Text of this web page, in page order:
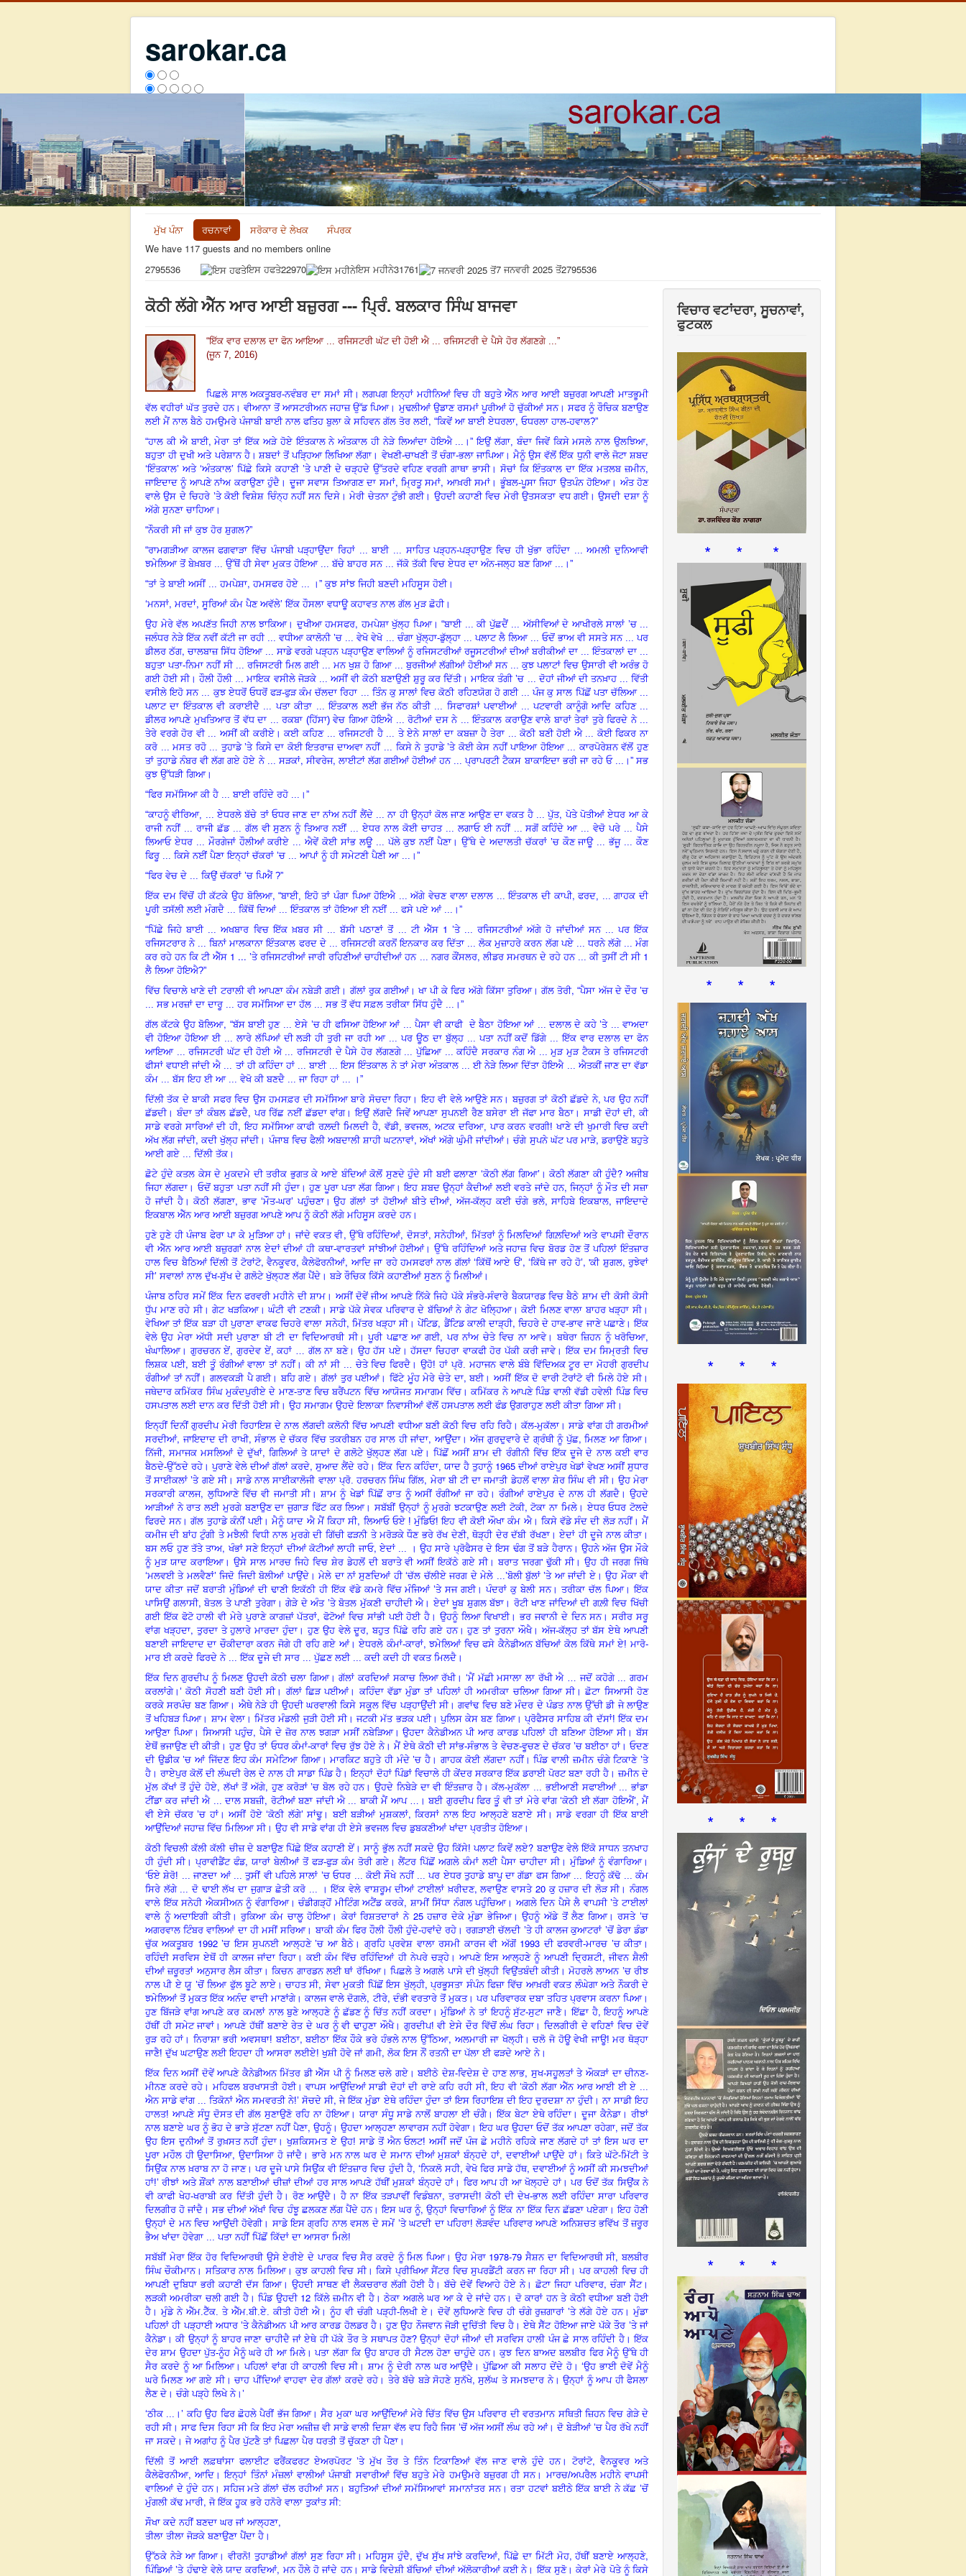
sarokar.ca
ਮੁੱਖ ਪੰਨਾ ਰਚਨਾਵਾਂ ਸਰੋਕਾਰ ਦੇ ਲੇਖਕ
ਸੰਪਰਕ
We have 117 guests and no members online
2795536
ਇਸ ਹਫਤੇ22970 ਇਸ ਮਹੀਨੇ31761 7 ਜਨਵਰੀ 2025 ਤੋਂ2795536
ਕੋਠੀ ਲੱਗੇ ਐੱਨ ਆਰ ਆਈ ਬਜ਼ੁਰਗ --- ਪ੍ਰਿੰ. ਬਲਕਾਰ ਸਿੰਘ ਬਾਜਵਾ
“ਇੱਕ ਵਾਰ ਦਲਾਲ ਦਾ ਫੋਨ ਆਇਆ ... ਰਜਿਸਟਰੀ ਘੱਟ ਦੀ ਹੋਈ ਐ ... ਰਜਿਸਟਰੀ ਦੇ ਪੈਸੇ ਹੋਰ ਲੱਗਣਗੇ ...”
(ਜੂਨ 7, 2016)
ਪਿਛਲੇ ਸਾਲ ਅਕਤੂਬਰ-ਨਵੰਬਰ ਦਾ ਸਮਾਂ ਸੀ। ਲਗਪਗ ਇਨ੍ਹਾਂ ਮਹੀਨਿਆਂ ਵਿਚ ਹੀ ਬਹੁਤੇ ਐੱਨ ਆਰ ਆਈ ਬਜ਼ੁਰਗ ਆਪਣੀ ਮਾਤਭੂਮੀ
ਵੱਲ ਵਹੀਰਾਂ ਘੱਤ ਤੁਰਦੇ ਹਨ। ਵੀਆਨਾ ਤੋਂ ਆਸਟਰੀਅਨ ਜਹਾਜ਼ ਉੱਡ ਪਿਆ। ਮੁਢਲੀਆਂ ਉਡਾਣ ਰਸਮਾਂ ਪੂਰੀਆਂ ਹੋ ਚੁੱਕੀਆਂ ਸਨ। ਸਫਰ ਨੂੰ ਰੌਚਿਕ ਬਣਾਉਣ
ਲਈ ਮੈਂ ਨਾਲ ਬੈਠੇ ਹਮਉਮਰੇ ਪੰਜਾਬੀ ਬਾਈ ਨਾਲ ਫਤਿਹ ਬੁਲਾ ਕੇ ਸਹਿਵਨ ਗੱਲ ਤੋਰ ਲਈ, “ਕਿਵੇਂ ਆ ਬਾਈ ਏਧਰਲਾ, ਓਧਰਲਾ ਹਾਲ-ਹਵਾਲ?”
“ਹਾਲ ਕੀ ਐ ਬਾਈ,ਮੇਰਾ ਤਾਂ ਇੱਕ ਅੜੇ ਹੋਏ ਇੰਤਕਾਲ ਨੇ ਅੰਤਕਾਲ ਹੀ ਨੇੜੇ ਲਿਆਂਦਾ ਹੋਇਐ ...।”ਇਉਂ ਲੱਗਾ, ਬੰਦਾ ਜਿਵੇਂ ਕਿਸੇ ਮਸਲੇ ਨਾਲ ਉਲਝਿਆ,
ਬਹੁਤਾ ਹੀ ਦੁਖੀ ਅਤੇ ਪਰੇਸ਼ਾਨ ਹੈ। ਸ਼ਬਦਾਂ ਤੋਂ ਪੜ੍ਹਿਆ ਲਿਖਿਆ ਲੱਗਾ। ਵੇਖਣੀ-ਚਾਖਣੀ ਤੋਂ ਚੰਗਾ-ਭਲਾ ਜਾਪਿਆ। ਮੈਨੂੰ ਉਸ ਵੱਲੋਂ ਇੱਕ ਧੁਨੀ ਵਾਲੇ ਜੋਟਾ ਸ਼ਬਦ
‘ਇੰਤਕਾਲ’ ਅਤੇ ‘ਅੰਤਕਾਲ’ ਪਿੱਛੇ ਕਿਸੇ ਕਹਾਣੀ ’ਤੇ ਪਾਣੀ ਦੇ ਚੜ੍ਹਦੇ ਉੱਤਰਦੇ ਵਹਿਣ ਵਰਗੀ ਗਾਥਾ ਭਾਸੀ। ਸੋਚਾਂ ਕਿ ਇੰਤਕਾਲ ਦਾ ਇੱਕ ਮਤਲਬ ਜ਼ਮੀਨ,
ਜਾਇਦਾਦ ਨੂੰ ਆਪਣੇ ਨਾਂਅ ਕਰਾਉਣਾ ਹੁੰਦੈ। ਦੂਜਾ ਸਵਾਸ ਤਿਆਗਣ ਦਾ ਸਮਾਂ, ਮ੍ਰਿਤੂ ਸਮਾਂ, ਆਖ਼ਰੀ ਸਮਾਂ। ਭੂੰਬਲ-ਪੂਸਾ ਜਿਹਾ ਉਤਪੰਨ ਹੋਇਆ। ਅੰਤ ਹੋਣ
ਵਾਲੇ ਉਸ ਦੇ ਚਿਹਰੇ ’ਤੇ ਕੋਈ ਵਿਸ਼ੇਸ਼ ਚਿੰਨ੍ਹ ਨਹੀਂ ਸਨ ਦਿਸੇ। ਮੇਰੀ ਚੇਤਨਾ ਟੁੰਭੀ ਗਈ। ਉਹਦੀ ਕਹਾਣੀਵਿਚ ਮੇਰੀ ਉਤਸਕਤਾ ਵਧ ਗਈ। ਉਸਦੀ ਦਸ਼ਾ ਨੂੰ
ਅੱਗੇ ਸੁਨਣਾ ਚਾਹਿਆ।
“ਨੌਕਰੀ ਸੀ ਜਾਂ ਕੁਝ ਹੋਰ ਸ਼ੁਗਲ?”
“ਰਾਮਗੜੀਆ ਕਾਲਜ ਫਗਵਾੜਾ ਵਿੱਚ ਪੰਜਾਬੀ ਪੜ੍ਹਾਉਂਦਾ ਰਿਹਾਂ ... ਬਾਈ ... ਸਾਹਿਤ ਪੜ੍ਹਨ-ਪੜ੍ਹਾਉਣ ਵਿਚ ਹੀ ਖੁੱਭਾ ਰਹਿੰਦਾ ... ਅਮਲੀ ਦੁਨਿਆਵੀ
ਝਮੇਲਿਆ ਤੋਂ ਬੇਖ਼ਬਰ ... ਉੱਥੋਂ ਹੀ ਸੇਵਾ ਮੁਕਤ ਹੋਇਆ ... ਬੱਚੇ ਬਾਹਰ ਸਨ ... ਜੱਕੋ ਤੱਕੀ ਵਿਚ ਏਧਰ ਦਾ ਅੰਨ-ਜਲ੍ਹ ਬਣ ਗਿਆ ...।”
“ਤਾਂ ਤੇ ਬਾਈ ਅਸੀਂ ... ਹਮਪੇਸ਼ਾ, ਹਮਸਫਰ ਹੋਏ ... ।” ਕੁਝ ਸਾਂਝ ਜਿਹੀ ਬਣਦੀ ਮਹਿਸੂਸ ਹੋਈ।
‘ਮਨਸਾਂ, ਮਰਦਾਂ, ਸੂਰਿਆਂ ਕੰਮ ਪੈਣ ਅਵੱਲੇ’ਇੱਕ ਹੌਸਲਾ ਵਧਾਊ ਕਹਾਵਤ ਨਾਲ ਗੱਲ ਮੁੜ ਛੋਹੀ।
ਉਹ ਮੇਰੇ ਵੱਲ ਅਪਣੱਤ ਜਿਹੀ ਨਾਲ ਝਾਕਿਆ। ਦੁਖੀਆ ਹਮਸਫਰ, ਹਮਪੇਸ਼ਾ ਖੁੱਲ੍ਹ ਪਿਆ। “ਬਾਈ ... ਕੀ ਪੁੱਛਦੈਂ ... ਅੱਸੀਵਿਆਂ ਦੇ ਆਖੀਰਲੇ ਸਾਲਾਂ ’ਚ ...
ਜਲੰਧਰ ਨੇੜੇ ਇੱਕ ਨਵੀਂ ਕੱਟੀ ਜਾ ਰਹੀ ... ਵਧੀਆ ਕਾਲੋਨੀ’ਚ ... ਵੇਖੋ ਵੇਖੋ ... ਚੰਗਾ ਖੁੱਲ੍ਹਾ-ਡੁੱਲ੍ਹਾ ... ਪਲਾਟ ਲੈ ਲਿਆ ... ਓਦੋਂ ਭਾਅ ਵੀ ਸਸਤੇ ਸਨ ... ਪਰ
ਡੀਲਰ ਠੱਗ, ਚਾਲਬਾਜ਼ ਸਿੱਧ ਹੋਇਆ ... ਸਾਡੇ ਵਰਗੇ ਪੜ੍ਹਨ ਪੜ੍ਹਾਉਣ ਵਾਲਿਆਂ ਨੂੰ ਰਜਿਸਟਰੀਆਂ ਰਜੂਸਟਰੀਆਂ ਦੀਆਂ ਬਰੀਕੀਆਂ ਦਾ ... ਇੰਤਕਾਲਾਂ ਦਾ ...
ਬਹੁਤਾ ਪਤਾ-ਨਿਮਾ ਨਹੀਂ ਸੀ ... ਰਜਿਸਟਰੀ ਮਿਲ ਗਈ ... ਮਨ ਖੁਸ਼ ਹੋ ਗਿਆ ... ਬੁਰਜੀਆਂ ਲੱਗੀਆਂ ਹੋਈਆਂ ਸਨ ... ਕੁਝ ਪਲਾਟਾਂ ਵਿਚ ਉਸਾਰੀ ਵੀ ਅਰੰਭ ਹੋ
ਗਈ ਹੋਈ ਸੀ। ਹੌਲੀ ਹੌਲੀ ... ਮਾਇਕ ਵਸੀਲੇ ਜੋੜਕੇ ... ਅਸੀਂ ਵੀ ਕੋਠੀ ਬਣਾਉਣੀ ਸ਼ੁਰੂ ਕਰ ਦਿੱਤੀ। ਮਾਇਕ ਤੰਗੀ’ਚ ... ਦੋਹਾਂ ਜੀਆਂ ਦੀ ਤਨਖ਼ਾਹ ... ਵਿੱਤੀ
ਵਸੀਲੇ ਇਹੋ ਸਨ ... ਕੁਝ ਏਧਰੋਂ ਓਧਰੋਂ ਫੜ-ਫੁੜ ਕੰਮ ਚੱਲਦਾ ਰਿਹਾ ... ਤਿੰਨ ਕੁ ਸਾਲਾਂਵਿਚ ਕੋਠੀ ਰਹਿਣਯੋਗ ਹੋ ਗਈ ... ਪੰਜ ਕੁ ਸਾਲ ਪਿੱਛੋਂ ਪਤਾ ਚੱਲਿਆ ...
ਪਲਾਟ ਦਾ ਇੰਤਕਾਲ ਵੀ ਕਰਾਈਦੈ ... ਪਤਾ ਕੀਤਾ ... ਇੰਤਕਾਲ ਲਈ ਭੱਜ ਨੱਠ ਕੀਤੀ ... ਸਿਫਾਰਸ਼ਾਂ ਪਵਾਈਆਂ ... ਪਟਵਾਰੀ ਕਾਨੂੰਗੋ ਆਦਿ ਕਹਿਣ ...
ਡੀਲਰ ਆਪਣੇ ਮੁਖਤਿਆਰ ਤੋਂ ਵੱਧ ਦਾ ... ਰਕਬਾ (ਹਿੱਸਾ) ਵੇਚ ਗਿਆ ਹੋਇਐ ... ਰੋਟੀਆਂ ਦਸ ਨੇ ... ਇੰਤਕਾਲ ਕਰਾਉਣ ਵਾਲੇ ਬਾਰਾਂ ਤੇਰਾਂ ਤੁਰੇ ਫਿਰਦੇ ਨੇ ...
ਤੇਰੇ ਵਰਗੇ ਹੋਰ ਵੀ ... ਅਸੀਂ ਕੀ ਕਰੀਏ। ਕਈ ਕਹਿਣ ... ਰਜਿਸਟਰੀ ਹੈ ... ਤੇ ਏਨੇ ਸਾਲਾਂ ਦਾ ਕਬਜ਼ਾ ਹੈ ਤੇਰਾ ... ਕੋਠੀ ਬਣੀ ਹੋਈ ਐ ... ਕੋਈ ਫਿਕਰ ਨਾ
ਕਰੋ ... ਮਸਤ ਰਹੋ ... ਤੁਹਾਡੇ’ਤੇ ਕਿਸੇ ਦਾ ਕੋਈ ਇਤਰਾਜ਼ ਦਾਅਵਾ ਨਹੀਂ ... ਕਿਸੇ ਨੇ ਤੁਹਾਡੇ’ਤੇ ਕੋਈ ਕੇਸ ਨਹੀਂ ਪਾਇਆ ਹੋਇਆ ... ਕਾਰਪੋਰੇਸ਼ਨ ਵੱਲੋਂ ਹੁਣ
ਤਾਂ ਤੁਹਾਡੇ ਨੰਬਰ ਵੀ ਲੱਗ ਗਏ ਹੋਏ ਨੇ ... ਸੜਕਾਂ, ਸੀਵਰੇਜ, ਲਾਈਟਾਂ ਲੱਗ ਗਈਆਂ ਹੋਈਆਂ ਹਨ ... ਪ੍ਰਾਪਰਟੀ ਟੈਕਸ ਬਾਕਾਇਦਾ ਭਰੀ ਜਾ ਰਹੇ ਓ ...। ”ਸਭ
ਕੁਝ ਉੱਧੜੀ ਗਿਆ।
“ਫਿਰ ਸਮੱਸਿਆ ਕੀ ਹੈ ... ਬਾਈ ਰਹਿੰਦੇ ਰਹੋ ...। ”
“ਕਾਹਨੂੰ ਵੀਰਿਆ, ... ਏਧਰਲੇ ਬੱਚੇ ਤਾਂ ਓਧਰ ਜਾਣ ਦਾ ਨਾਂਅ ਨਹੀਂ ਲੈਂਦੇ ... ਨਾ ਹੀ ਉਨ੍ਹਾਂ ਕੋਲ ਜਾਣ ਆਉਣ ਦਾ ਵਕਤ ਹੈ ... ਪੁੱਤ, ਪੋਤੇ ਪੋਤੀਆਂ ਏਧਰ ਆ ਕੇ
ਰਾਜੀ ਨਹੀਂ ... ਰਾਜੀ ਛੱਡ ... ਗੱਲ ਵੀ ਸੁਣਨ ਨੂੰ ਤਿਆਰ ਨਈਂ ... ਏਧਰ ਨਾਲ ਕੋਈ ਚਾਹਤ ... ਲਗਾਓ ਈ ਨਹੀਂ ... ਸਗੋਂ ਕਹਿੰਦੇ ਆ ... ਵੇਚੋ ਪਰੇ ... ਪੈਸੇ
ਲਿਆਓ ਏਧਰ ... ਮੌਰਗੇਜਾਂ ਹੌਲੀਆਂ ਕਰੀਏ ... ਐਵੇਂ ਕੋਈ ਸਾਂਭ ਲਊ ... ਪੱਲੇ ਕੁਝ ਨਈਂ ਪੈਣਾ। ਉੱਥੇ ਦੇ ਅਦਾਲਤੀ ਚੱਕਰਾਂ ’ਚ ਕੌਣ ਜਾਊ ... ਭੱਜੂ ... ਕੌਣ
ਫਿਰੂ ... ਕਿਸੇ ਨਈਂ ਪੈਣਾ ਇਨ੍ਹਾਂ ਚੱਕਰਾਂ ’ਚ ... ਆਪਾਂ ਨੂੰ ਹੀ ਸਮੇਟਣੀ ਪੈਣੀ ਆ ...। ”
“ਫਿਰ ਵੇਚ ਦੇ ... ਕਿਉਂ ਚੱਕਰਾਂ ’ਚ ਪਿਐਂ ?”
ਇੱਕ ਦਮ ਵਿੱਚੋਂ ਹੀ ਕੱਟਕੇ ਉਹ ਬੋਲਿਆ,“ਬਾਈ, ਇਹੋ ਤਾਂ ਪੰਗਾ ਪਿਆ ਹੋਇਐ ... ਅੱਗੇ ਵੇਚਣ ਵਾਲਾ ਦਲਾਲ ... ਇੰਤਕਾਲ ਦੀ ਕਾਪੀ,ਫਰਦ, ... ਗਾਹਕ ਦੀ
ਪੂਰੀ ਤਸੱਲੀ ਲਈ ਮੰਗਦੈ ... ਕਿੱਥੋਂ ਦਿਆਂ ... ਇੰਤਕਾਲ ਤਾਂ ਹੋਇਆ ਈ ਨਈਂ ... ਫਸੇ ਪਏ ਆਂ ...।”
“ਪਿੱਛੇ ਜਿਹੇ ਬਾਈ ... ਅਖਬਾਰ ਵਿਚ ਇੱਕ ਖ਼ਬਰ ਸੀ ... ਬੱਸੀ ਪਠਾਣਾਂ ਤੋਂ ... ਟੀ ਐੱਸ 1 ’ਤੇ ... ਰਜਿਸਟਰੀਆਂ ਅੱਗੇ ਹੋ ਜਾਂਦੀਆਂ ਸਨ ... ਪਰ ਇੱਕ
ਰਜਿਸਟਰਾਰ ਨੇ ... ਬਿਨਾਂ ਮਾਲਕਾਨਾ ਇੰਤਕਾਲ ਫਰਦ ਦੇ ... ਰਜਿਸਟਰੀ ਕਰਨੋਂ ਇਨਕਾਰ ਕਰ ਦਿੱਤਾ ... ਲੋਕ ਮੁਜ਼ਾਹਰੇ ਕਰਨ ਲੱਗ ਪਏ ... ਧਰਨੇ ਲੱਗੇ ... ਮੰਗ
ਕਰ ਰਹੇ ਹਨ ਕਿ ਟੀ ਐੱਸ 1 ...’ਤੇ ਰਜਿਸਟਰੀਆਂ ਜਾਰੀ ਰਹਿਣੀਆਂ ਚਾਹੀਦੀਆਂ ਹਨ ... ਨਗਰ ਕੌਂਸਲਰ, ਲੀਡਰ ਸਮਰਥਨ ਦੇ ਰਹੇ ਹਨ ... ਕੀ ਤੁਸੀਂ ਟੀ ਸੀ 1
ਲੈ ਲਿਆ ਹੋਇਐ?”
ਵਿੱਚ ਵਿਚਾਲੇ ਖਾਣੇ ਦੀ ਟਰਾਲੀ ਵੀ ਆਪਣਾ ਕੰਮ ਨਬੇੜੀ ਗਈ। ਗੱਲਾਂ ਰੁਕ ਗਈਆਂ। ਖਾ ਪੀ ਕੇ ਫਿਰ ਅੱਗੇ ਕਿੱਸਾ ਤੁਰਿਆ। ਗੱਲ ਤੋਰੀ,“ਪੈਸਾ ਅੱਜ ਦੇ ਦੌਰ’ਚ
... ਸਭ ਮਰਜ਼ਾਂ ਦਾ ਦਾਰੂ ... ਹਰ ਸਮੱਸਿਆ ਦਾ ਹੱਲ ... ਸਭ ਤੋਂ ਵੱਧ ਸਫ਼ਲ ਤਰੀਕਾ ਸਿੱਧ ਹੁੰਦੈ ...।”
ਗੱਲ ਕੱਟਕੇ ਉਹ ਬੋਲਿਆ, “ਬੱਸ ਬਾਈ ਹੁਣ ... ਏਸੇ ’ਚ ਹੀ ਫਸਿਆ ਹੋਇਆ ਆਂ ... ਪੈਸਾ ਵੀ ਕਾਫੀ ਦੇ ਬੈਠਾ ਹੋਇਆ ਆਂ ... ਦਲਾਲ ਦੇ ਕਹੇ’ਤੇ ... ਵਾਅਦਾ
ਵੀ ਹੋਇਆ ਹੋਇਆ ਈ ... ਲਾਰੇ ਲੱਪਿਆਂ ਦੀ ਲੜੀ ਹੀ ਤੁਰੀ ਜਾ ਰਹੀ ਆ ... ਪਰ ਊਠ ਦਾ ਬੁੱਲ੍ਹ ... ਪਤਾ ਨਹੀਂ ਕਦੋਂ ਡਿੱਗੇ ... ਇੱਕ ਵਾਰ ਦਲਾਲ ਦਾ ਫੋਨ
ਆਇਆ ... ਰਜਿਸਟਰੀ ਘੱਟ ਦੀ ਹੋਈ ਐ ... ਰਜਿਸਟਰੀ ਦੇ ਪੈਸੇ ਹੋਰ ਲੱਗਣਗੇ ... ਪੁੱਛਿਆ ... ਕਹਿੰਦੈ ਸਰਕਾਰ ਨੰਗ ਐ ... ਮੁੜ ਮੁੜ ਟੈਕਸ ਤੇ ਰਜਿਸਟਰੀ
ਫੀਸਾਂ ਵਧਾਈ ਜਾਂਦੀ ਐ ... ਤਾਂ ਹੀ ਕਹਿੰਦਾ ਹਾਂ ... ਬਾਈ ... ਇਸ ਇੰਤਕਾਲ ਨੇ ਤਾਂ ਮੇਰਾ ਅੰਤਕਾਲ ... ਈ ਨੇੜੇ ਲਿਆ ਦਿੱਤਾ ਹੋਇਐ ... ਐਤਕੀਂ ਜਾਣ ਦਾ ਵੱਡਾ
ਕੰਮ ... ਬੱਸ ਇਹ ਈ ਆ ... ਵੇਖੋ ਕੀ ਬਣਦੈ ... ਜਾ ਰਿਹਾ ਹਾਂ ... । ”
ਦਿੱਲੀ ਤੱਕ ਦੇ ਬਾਕੀ ਸਫਰ ਵਿਚ ਉਸ ਹਮਸਫ਼ਰ ਦੀ ਸਮੱਸਿਆ ਬਾਰੇ ਸੋਚਦਾ ਰਿਹਾ। ਇਹ ਵੀ ਵੇਲੇ ਆਉਣੇ ਸਨ। ਬਜ਼ੁਰਗ ਤਾਂ ਕੋਠੀ ਛੱਡਦੇ ਨੇ,ਪਰ ਉਹ ਨਹੀਂ
ਛੱਡਦੀ। ਬੰਦਾ ਤਾਂ ਕੰਬਲ ਛੱਡਦੈ, ਪਰ ਰਿੱਛ ਨਈਂ ਛੱਡਦਾ ਵਾਂਗ। ਇਉਂ ਲੱਗਦੈ ਜਿਵੇਂ ਆਪਣਾ ਸੁਪਨਈ ਰੈਣ ਬਸੇਰਾ ਈ ਜੱਫਾ ਮਾਰ ਬੈਠਾ। ਸਾਡੀ ਦੋਹਾਂ ਦੀ,ਕੀ
ਸਾਡੇ ਵਰਗੇ ਸਾਰਿਆਂ ਦੀ ਹੀ,ਇਹ ਸਮੱਸਿਆ ਕਾਫੀ ਰਲ਼ਦੀ ਮਿਲਦੀ ਹੈ, ਵੱਡੀ, ਭਵਜਲ,ਅਟਕ ਦਰਿਆ, ਪਾਰ ਕਰਨ ਵਰਗੀ! ਖਾਣੇ ਦੀ ਖੁਮਾਰੀਵਿਚ ਕਦੀ
ਅੱਖ ਲੱਗ ਜਾਂਦੀ,ਕਦੀ ਖੁੱਲ੍ਹ ਜਾਂਦੀ। ਪੰਜਾਬ ਵਿਚ ਫੈਲੀ ਅਬਦਾਲੀ ਸ਼ਾਹੀ ਘਟਨਾਵਾਂ,ਅੱਖਾਂ ਅੱਗੇ ਘੁੰਮੀ ਜਾਂਦੀਆਂ। ਚੰਗੇ ਸੁਪਨੇ ਘੱਟ ਪਰ ਮਾੜੇ, ਡਰਾਉਣੇ ਬਹੁਤੇ
ਆਈ ਗਏ ... ਦਿੱਲੀ ਤੱਕ।
ਛੋਟੇ ਹੁੰਦੇ ਕਤਲ ਕੇਸ ਦੇ ਮੁਕਦਮੇ ਦੀ ਤਰੀਕ ਭੁਗਤ ਕੇ ਆਏ ਬੰਦਿਆਂ ਕੋਲੋਂ ਸੁਣਦੇ ਹੁੰਦੇ ਸੀ ਬਈ ਫਲਾਣਾ ‘ਕੋਠੀ ਲੱਗ ਗਿਆ’ । ਕੋਠੀ ਲੱਗਣਾ ਕੀ ਹੁੰਦੈ?ਅਜੀਬ
ਜਿਹਾ ਲੱਗਦਾ। ਓਦੋਂ ਬਹੁਤਾ ਪਤਾ ਨਹੀਂ ਸੀ ਹੁੰਦਾ। ਹੁਣ ਪੂਰਾ ਪਤਾ ਲੱਗ ਗਿਆ। ਇਹ ਸ਼ਬਦ ਉਨ੍ਹਾਂ ਕੈਦੀਆਂ ਲਈ ਵਰਤੇ ਜਾਂਦੇ ਹਨ,ਜਿਨ੍ਹਾਂ ਨੂੰ ਮੌਤ ਦੀ ਸਜ਼ਾ
ਹੋ ਜਾਂਦੀ ਹੈ। ਕੋਠੀ ਲੱਗਣਾ,ਭਾਵ ‘ਮੌਤ-ਘਰ’ ਪਹੁੰਚਣਾ।ਉਹ ਗੱਲਾਂ ਤਾਂ ਹੋਈਆਂ ਬੀਤੇ ਦੀਆਂ, ਅੱਜ-ਕੱਲ੍ਹ ਕਈ ਚੰਗੇ ਭਲੇ,ਸਾਹਿਬੇ ਇਕਬਾਲ,ਜਾਇਦਾਦੇ
ਇਕਬਾਲ ਐੱਨ ਆਰ ਆਈ ਬਜ਼ੁਰਗ ਆਪਣੇ ਆਪ ਨੂੰ ਕੋਠੀ ਲੱਗੇ ਮਹਿਸੂਸ ਕਰਦੇ ਹਨ।
ਹੁਣੇ ਹੁਣੇ ਹੀ ਪੰਜਾਬ ਫੇਰਾ ਪਾ ਕੇ ਮੁੜਿਆ ਹਾਂ। ਜਾਂਦੇ ਵਕਤ ਵੀ, ਉੱਥੇ ਰਹਿੰਦਿਆਂ, ਦੋਸਤਾਂ,ਸਨੇਹੀਆਂ, ਮਿੱਤਰਾਂ ਨੂੰ ਮਿਲਦਿਆਂ ਗਿਲ਼ਦਿਆਂ ਅਤੇ ਵਾਪਸੀ ਦੌਰਾਨ
ਵੀ ਐੱਨ ਆਰ ਆਈ ਬਜ਼ੁਰਗਾਂ ਨਾਲ ਏਦਾਂ ਦੀਆਂ ਹੀ ਕਥਾ-ਵਾਰਤਵਾਂ ਸਾਂਝੀਆਂ ਹੋਈਆਂ। ਉੱਥੇ ਰਹਿੰਦਿਆਂ ਅਤੇ ਜਹਾਜ਼ਵਿਚ ਬੋਰਡ ਹੋਣ ਤੋਂ ਪਹਿਲਾਂ ਇੰਤਜ਼ਾਰ
ਹਾਲਵਿਚ ਬੈਠਿਆਂ ਦਿੱਲੀ ਤੋਂ ਟੋਰਾਂਟੋ,ਵੈਨਕੂਵਰ,ਕੈਲੇਫੋਰਨੀਆਂ, ਆਦਿਜਾ ਰਹੇ ਹਮਸਫਰਾਂ ਨਾਲ ਗੱਲਾਂ ‘ਕਿੱਥੋਂ ਆਏ ਓਂ’,‘ਕਿੱਥੇ ਜਾ ਰਹੇ ਹੋ’, 'ਕੀ ਸ਼ੁਗਲ,ਰੁਝੇਵਾਂ
ਸੀ’ ਸਵਾਲਾਂ ਨਾਲ ਦੁੱਖ-ਸੁੱਖ ਦੇ ਗਲੋਟੇ ਖੁੱਲ੍ਹਣ ਲੱਗ ਪੈਂਦੇ। ਬੜੇ ਰੌਚਿਕ ਕਿੱਸੇ ਕਹਾਣੀਆਂ ਸੁਣਨ ਨੂੰ ਮਿਲੀਆਂ।
ਪੰਜਾਬ ਠਹਿਰ ਸਮੇਂ ਇੱਕ ਦਿਨ ਫਰਵਰੀ ਮਹੀਨੇ ਦੀ ਸ਼ਾਮ। ਅਸੀਂ ਦੋਵੇਂ ਜੀਅ ਆਪਣੇ ਨਿੱਕੇ ਜਿਹੇ ਪੱਕੇ ਸੰਭਰੇ-ਸੰਵਾਰੇ ਬੈਕਯਾਰਡਵਿਚ ਬੈਠੇ ਸ਼ਾਮ ਦੀ ਕੋਸੀ ਕੋਸੀ
ਧੁੱਪ ਮਾਣ ਰਹੇ ਸੀ। ਗੇਟ ਖੜਕਿਆ। ਘੰਟੀ ਵੀ ਟਣਕੀ। ਸਾਡੇ ਪੱਕੇ ਸੇਵਕ ਪਰਿਵਾਰ ਦੇ ਬੱਚਿਆਂ ਨੇ ਗੇਟ ਖੋਲ੍ਹਿਆ। ਕੋਈ ਮਿਲਣ ਵਾਲਾ ਬਾਹਰ ਖੜ੍ਹਾ ਸੀ।
ਵੇਖਿਆ ਤਾਂ ਇੱਕ ਬੜਾ ਹੀ ਪੁਰਾਣਾ ਵਾਕਫ ਚਿਹਰੇ ਵਾਲਾ ਸਨੇਹੀ, ਮਿੱਤਰ ਖੜ੍ਹਾ ਸੀ। ਪੇਂਟਿਡ, ਡੈਂਟਿਡ ਕਾਲੀ ਦਾੜ੍ਹੀ,ਚਿਹਰੇ ਦੇ ਹਾਵ-ਭਾਵ ਜਾਣੇ ਪਛਾਣੇ। ਇੱਕ
ਵੇਲੇ ਉਹ ਮੇਰਾ ਅੱਧੀ ਸਦੀ ਪੁਰਾਣਾ ਬੀ ਟੀ ਦਾ ਵਿਦਿਆਰਥੀ ਸੀ। ਪੂਰੀ ਪਛਾਣ ਆ ਗਈ, ਪਰ ਨਾਂਅ ਚੇਤੇਵਿਚ ਨਾ ਆਵੇ। ਬਥੇਰਾ ਜ਼ਿਹਨ ਨੂੰ ਖਰੋਚਿਆ,
ਖੰਘਾਲਿਆ। ਗੁਰਚਰਨ ਏਂ, ਗੁਰਦੇਵ ਏਂ, ਕਹਾਂ … ਗੱਲ ਨਾ ਬਣੇ। ਉਹ ਹੱਸ ਪਏ। ਹੱਸਦਾ ਚਿਹਰਾ ਵਾਕਫੀ ਹੋਰ ਪੱਕੀ ਕਰੀ ਜਾਵੇ। ਇੱਕ ਦਮ ਸਿਮ੍ਰਤੀਵਿਚ
ਲਿਸ਼ਕ ਪਈ, ਬਈ ਤੂੰ ਰੰਗੀਆਂ ਵਾਲਾ ਤਾਂ ਨਹੀਂ। ਕੀ ਨਾਂ ਸੀ ... ਚੇਤੇਵਿਚ ਫਿਰਦੈ। ਉਹੋ! ਹਾਂ ਪ੍ਰੋ. ਮਹਾਜਨ ਵਾਲੇ ਬੰਬੇ ਵਿੱਦਿਅਕ ਟੂਰ ਦਾ ਮੋਹਰੀ ਗੁਰਦੀਪ
ਰੰਗੀਆਂ ਤਾਂ ਨਹੀਂ। ਗਲਵਕੜੀ ਪੈ ਗਈ। ਬਹਿ ਗਏ। ਗੱਲਾਂ ਤੁਰ ਪਈਆਂ। ਫਿੱਟੇ ਮੂੰਹ ਮੇਰੇ ਚੇਤੇ ਦਾ,ਬਈ। ਅਸੀਂ ਇੱਕ ਦੋ ਵਾਰੀ ਟੋਰਾਂਟੋ ਵੀ ਮਿਲੇ ਹੋਏ ਸੀ।
ਜਥੇਦਾਰ ਕਮਿੱਕਰ ਸਿੰਘ ਮੁਕੰਦਪੁਰੀਏ ਦੇ ਮਾਣ-ਤਾਣਵਿਚ ਬਰੈਂਪਟਨ ਵਿੱਚ ਆਯੋਜਤ ਸਮਾਗਮ ਵਿੱਚ। ਕਮਿੱਕਰ ਨੇ ਆਪਣੇ ਪਿੰਡ ਵਾਲੀ ਵੱਡੀ ਹਵੇਲੀ ਪਿੰਡਵਿਚ
ਹਸਪਤਾਲ ਲਈ ਦਾਨ ਕਰ ਦਿੱਤੀ ਹੋਈ ਸੀ। ਉਹ ਸਮਾਗਮ ਉਹਦੇ ਇਲਾਕਾ ਨਿਵਾਸੀਆਂ ਵੱਲੋਂ ਹਸਪਤਾਲ ਲਈ ਫੰਡ ਉਗਰਾਹੁਣ ਲਈ ਕੀਤਾ ਗਿਆ ਸੀ।
ਇਨ੍ਹੀਂ ਦਿਨੀਂ ਗੁਰਦੀਪ ਮੇਰੀ ਰਿਹਾਇਸ਼ ਦੇ ਨਾਲ ਲੱਗਦੀ ਕਲੋਨੀ ਵਿੱਚ ਆਪਣੀ ਵਧੀਆ ਬਣੀ ਕੋਠੀਵਿਚ ਰਹਿ ਰਿਹੈ। ਕੱਲ-ਮੁਕੱਲਾ। ਸਾਡੇ ਵਾਂਗ ਹੀ ਗਰਮੀਆਂ
ਸਰਦੀਆਂ, ਜਾਇਦਾਦ ਦੀ ਰਾਖੀ, ਸੰਭਾਲ ਦੇ ਚੱਕਰ ਵਿੱਚ ਤਕਰੀਬਨ ਹਰ ਸਾਲ ਹੀ ਜਾਂਦਾ, ਆਉਂਦਾ। ਅੱਜ ਗੁਰਦੁਵਾਰੇ ਦੇ ਗ੍ਰੰਥੀ ਨੂੰ ਪੁੱਛ, ਮਿਲਣ ਆ ਗਿਆ।
ਨਿੱਜੀ,ਸਮਾਜਕ ਮਸਲਿਆਂ ਦੇ ਦੁੱਖਾਂ,ਗਿਲਿਆਂ ਤੇ ਯਾਦਾਂ ਦੇ ਗਲੋਟੇ ਖੁੱਲ੍ਹਣ ਲੱਗ ਪਏ। ਪਿੱਛੋਂ ਅਸੀਂ ਸ਼ਾਮ ਦੀ ਰੰਗੀਨੀ ਵਿੱਚ ਇੱਕ ਦੂਜੇ ਦੇ ਨਾਲ ਕਈ ਵਾਰ
ਬੈਠਦੇ-ਉੱਠਦੇ ਰਹੇ। ਪੁਰਾਣੇ ਵੇਲੇ ਦੀਆਂ ਗੱਲਾਂ ਕਰਦੇ,ਸੁਆਦ ਲੈਂਦੇ ਰਹੇ। ਇੱਕ ਦਿਨ ਕਹਿੰਦਾ, ਯਾਦ ਹੈ ਤੁਹਾਨੂੰ 1965ਦੀਆਂ ਰਾਏਪੁਰ ਖੇਡਾਂ ਵੇਖਣ ਅਸੀਂ ਸੁਧਾਰ
ਤੋਂ ਸਾਈਕਲਾਂ’ਤੇ ਗਏ ਸੀ। ਸਾਡੇ ਨਾਲ ਸਾਈਕਾਲੋਜੀ ਵਾਲਾ ਪ੍ਰੋ. ਹਰਚਰਨ ਸਿੰਘ ਗਿੱਲ, ਮੇਰਾ ਬੀ ਟੀ ਦਾ ਜਮਾਤੀ ਡੇਹਲੋਂ ਵਾਲਾ ਸ਼ੇਰ ਸਿੰਘ ਵੀ ਸੀ। ਉਹ ਮੇਰਾ
ਸਰਕਾਰੀ ਕਾਲਜ, ਲੁਧਿਆਣੇ ਵਿੱਚ ਵੀ ਜਮਾਤੀ ਸੀ। ਸ਼ਾਮ ਨੂੰ ਖੇਡਾਂ ਪਿੱਛੋਂ ਰਾਤ ਨੂੰ ਅਸੀਂ ਰੰਗੀਆਂ ਜਾ ਰਹੇ। ਰੰਗੀਆਂ ਰਾਏਪੁਰ ਦੇ ਨਾਲ ਹੀ ਲੱਗਦੈ। ਉਹਦੇ
ਆੜੀਆਂ ਨੇ ਰਾਤ ਲਈ ਮੁਰਗੇ ਬਣਾਉਣ ਦਾ ਜੁਗਾੜ ਫਿੱਟ ਕਰ ਲਿਆ। ਸਬੱਬੀਂ ਉਨ੍ਹਾਂ ਨੂੰ ਮੁਰਗੇ ਝਟਕਾਉਣ ਲਈ ਟੋਕੀ,ਟੋਕਾ ਨਾ ਮਿਲੇ। ਏਧਰ ਓਧਰ ਟੋਲਦੇ
ਫਿਰਦੇ ਸਨ। ਗੱਲ ਤੁਹਾਡੇ ਕੰਨੀਂ ਪਈ। ਮੈਨੂੰ ਯਾਦ ਐ ਮੈਂ ਕਿਹਾ ਸੀ, ਲਿਆਓ ਓਏ ! ਮੁੰਡਿਓ! ਇਹ ਵੀ ਕੋਈ ਔਖਾ ਕੰਮ ਐ। ਕਿਸੇ ਵੱਡੇ ਸੰਦ ਦੀ ਲੋੜ ਨਹੀਂ। ਮੈਂ
ਕਮੀਜ ਦੀ ਬਾਂਹ ਟੁੰਗੀ ਤੇ ਮਝੈਲੀ ਵਿਧੀ ਨਾਲ ਮੁਰਗੇ ਦੀ ਗਿੱਚੀ ਫੜਨੀ ਤੇ ਮਰੋੜਕੇ ਧੌਣ ਭਰੇ ਰੱਖ ਦੇਣੀ,ਥੋੜ੍ਹੀ ਦੇਰ ਦੱਬੀ ਰੱਖਣਾ। ਏਦਾਂ ਹੀ ਦੂਜੇ ਨਾਲ ਕੀਤਾ।
ਬਸ ਲਓ ਹੁਣ ਤੱਤੇ ਤਾਅ, ਖੰਭਾਂ ਸਣੇ ਇਨ੍ਹਾਂ ਦੀਆਂ ਕੋਟੀਆਂ ਲਾਹੀ ਜਾਓ,ਏਦਾਂ ... । ਉਹ ਸਾਰੇ ਪ੍ਰੋਫੈਸਰ ਦੇ ਇਸ ਢੰਗ ਤੋਂ ਬੜੇ ਹੈਰਾਨ। ਉਹਨੇ ਅੱਜ ਉਸ ਮੌਕੇ
ਨੂੰ ਮੁੜ ਯਾਦ ਕਰਾਇਆ। ਉਸੇ ਸਾਲ ਮਾਰਚ ਜਿਹੇ ਵਿਚ ਸ਼ੇਰ ਡੇਹਲੋਂ ਦੀ ਬਰਾਤੇ ਵੀ ਅਸੀਂ ਇਕੱਠੇ ਗਏ ਸੀ। ਬਰਾਤ'ਜਰਗ'ਢੁੱਕੀ ਸੀ। ਉਹ ਹੀ ਜਰਗ ਜਿੱਥੇ
‘ਮਲਵਈ ਤੇ ਮਲਵੈਣਾਂ’ਜਿਦੋ ਜਿਦੀ ਬੋਲੀਆਂ ਪਾਉਂਦੇ। ਮੇਲੇ ਦਾ ਨਾਂ ਸੁਣਦਿਆਂ ਹੀ‘ਚੱਲ ਚੱਲੀਏ ਜਰਗ ਦੇ ਮੇਲੇ ... ’ਬੋਲੀ ਬੁੱਲਾਂ’ਤੇ ਆ ਜਾਂਦੀ ਏ। ਉਹ ਮੌਕਾ ਵੀ
ਯਾਦ ਕੀਤਾ ਜਦੋਂ ਬਰਾਤੀ ਮੁੰਡਿਆਂ ਦੀ ਢਾਣੀ ਇਕੱਠੀ ਹੀ ਇੱਕ ਵੱਡੇ ਕਮਰੇ ਵਿੱਚ ਮੰਜਿਆਂ’ਤੇ ਸਜ ਗਈ। ਪੰਦਰਾਂ ਕੁ ਬੇਲੀ ਸਨ। ਤਰੀਕਾ ਚੱਲ ਪਿਆ। ਇੱਕ
ਪਾਸਿਉਂ ਗਲਾਸੀ,ਬੋਤਲ ਤੇ ਪਾਣੀ ਤੁਰੇਗਾ। ਗੇੜੇ ਦੇ ਅੰਤ ’ਤੇ ਬੋਤਲ ਮੁੱਕਣੀ ਚਾਹੀਦੀ ਐ। ਏਦਾਂ ਖੂਬ ਸ਼ੁਗਲ ਬੱਝਾ। ਰੋਟੀ ਖਾਣ ਜਾਂਦਿਆਂ ਦੀ ਗਲ਼ੀਵਿਚ ਖਿੱਚੀ
ਗਈ ਇੱਕ ਫੋਟੋ ਹਾਲੀ ਵੀ ਮੇਰੇ ਪੁਰਾਣੇ ਕਾਗਜ਼ਾਂ ਪੱਤਰਾਂ,ਫੋਟੋਆਂ ਵਿਚ ਸਾਂਭੀ ਪਈ ਹੋਈ ਹੈ। ਉਹਨੂੰ ਲਿਆ ਵਿਖਾਈ। ਭਰ ਜਵਾਨੀ ਦੇ ਦਿਨ ਸਨ। ਸਰੀਰ ਸਰੂ
ਵਾਂਗ ਖੜ੍ਹਦਾ, ਤੁਰਦਾ ਤੇ ਹੁਲਾਰੇ ਮਾਰਦਾ ਹੁੰਦਾ। ਹੁਣ ਉਹ ਵੇਲੇ ਦੂਰ,ਬਹੁਤ ਪਿੱਛੇ ਰਹਿ ਗਏ ਹਨ। ਹੁਣ ਤਾਂ ਤੁਰਨਾ ਔਖੈ। ਅੱਜ-ਕੱਲ੍ਹ ਤਾਂ ਬੱਸ ਏਥੇ ਆਪਣੀ
ਬਣਾਈ ਜਾਇਦਾਦ ਦਾ ਚੌਕੀਦਾਰਾ ਕਰਨ ਜੋਗੇ ਹੀ ਰਹਿ ਗਏ ਆਂ। ਏਧਰਲੇ ਕੰਮਾਂ-ਕਾਰਾਂ,ਝਮੇਲਿਆਂ ਵਿਚ ਫਸੇ ਕੈਨੇਡੀਅਨ ਬੱਚਿਆਂ ਕੋਲ ਕਿੱਥੇ ਸਮਾਂ ਏ! ਮਾਰੋ-
ਮਾਰ ਈ ਕਰਦੇ ਫਿਰਦੇ ਨੇ ... ਇੱਕ ਦੂਜੇ ਦੀ ਸਾਰ ... ਪੁੱਛਣ ਲਈ ... ਕਦੀ ਕਦੀ ਹੀ ਵਕਤ ਮਿਲਦੈ।
ਇੱਕ ਦਿਨ ਗੁਰਦੀਪ ਨੂੰ ਮਿਲਣ ਉਹਦੀ ਕੋਠੀ ਚਲਾ ਗਿਆ। ਗੱਲਾਂ ਕਰਦਿਆਂ ਸਕਾਚ ਲਿਆ ਰੱਖੀ। ‘ਮੈਂ ਮੱਛੀ ਮਸਾਲਾ ਲਾ ਰੱਖੀ ਐ … ਜਦੋਂ ਕਹੋਗੇ ... ਗਰਮ
ਕਰਲਾਂਗੇ।’ਕੋਠੀ ਸੋਹਣੀ ਬਣੀ ਹੋਈ ਸੀ। ਗੱਲਾਂ ਛਿੜ ਪਈਆਂ। ਕਹਿੰਦਾ ਵੱਡਾ ਮੁੰਡਾ ਤਾਂ ਪਹਿਲਾਂ ਹੀ ਅਮਰੀਕਾ ਚਲਿਆ ਗਿਆ ਸੀ। ਛੋਟਾ ਸਿਆਸੀ ਹੋਣ
ਕਰਕੇ ਸਰਪੰਚ ਬਣ ਗਿਆ। ਐਥੇ ਨੇੜੇ ਹੀ ਉਹਦੀ ਘਰਵਾਲੀ ਕਿਸੇ ਸਕੂਲ ਵਿੱਚ ਪੜ੍ਹਾਉਂਦੀ ਸੀ। ਗਵਾਂਢ ਵਿਚ ਬਣੇ ਮੰਦਰ ਦੇ ਪੰਡਤ ਨਾਲ ਉੱਚੀ ਡੀ ਜੇ ਲਾਉਣ
ਤੋਂ ਖਹਿਬੜ ਪਿਆ। ਸ਼ਾਮ ਵੇਲਾ। ਮਿੱਤਰ ਮੰਡਲੀ ਜੁੜੀ ਹੋਈ ਸੀ। ਜਟਕੀ ਮੱਤ ਭੜਕ ਪਈ। ਪੁਲਿਸ ਕੇਸ ਬਣ ਗਿਆ। ਪ੍ਰੋਫੈਸਰ ਸਾਹਿਬ ਕੀ ਦੱਸਾਂ! ਇੱਕ ਦਮ
ਆਉਣਾ ਪਿਆ। ਸਿਆਸੀ ਪਹੁੰਚ, ਪੈਸੇ ਦੇ ਜ਼ੋਰ ਨਾਲ ਝਗੜਾ ਮਸੀਂ ਨਬੇੜਿਆ। ਉਹਦਾ ਕੈਨੇਡੀਅਨ ਪੀ ਆਰ ਕਾਰਡ ਪਹਿਲਾਂ ਹੀ ਬਣਿਆ ਹੋਇਆ ਸੀ। ਬੱਸ
ਏਥੋਂ ਭਜਾਉਣ ਦੀ ਕੀਤੀ। ਹੁਣ ਉਹ ਤਾਂ ਓਧਰ ਕੰਮਾਂ-ਕਾਰਾਂ ਵਿਚ ਰੁੱਝ ਹੋਏ ਨੇ। ਮੈਂ ਏਥੇ ਕੋਠੀ ਦੀ ਸਾਂਭ-ਸੰਭਾਲ ਤੇ ਵੇਚਣ-ਵੂਚਣ ਦੇ ਚੱਕਰ ’ਚ ਬਈਠਾ ਹਾਂ। ਓਦਣ
ਦੀ ਉਡੀਕ’ਚ ਆਂ ਜਿੱਦਣ ਇਹ ਕੰਮ ਸਮੇਟਿਆ ਗਿਆ। ਮਾਰਕਿਟ ਬਹੁਤੇ ਹੀ ਮੰਦੇ’ਚ ਹੈ। ਗਾਹਕ ਕੋਈ ਲੱਗਦਾ ਨਹੀਂ। ਪਿੰਡ ਵਾਲੀ ਜ਼ਮੀਨ ਚੰਗੇ ਟਿਕਾਣੇ’ਤੇ
ਹੈ। ਰਾਏਪੁਰ ਕੋਲੋਂ ਦੀ ਲੰਘਦੀ ਰੇਲ ਦੇ ਨਾਲ ਹੀ ਸਾਡਾ ਪਿੰਡ ਹੈ। ਇਨ੍ਹਾਂ ਦੋਹਾਂ ਪਿੰਡਾਂ ਵਿਚਾਲੇ ਹੀ ਕੇਂਦਰ ਸਰਕਾਰ ਇੱਕ ਡਰਾਈ ਪੋਰਟ ਬਣਾ ਰਹੀ ਹੈ। ਜ਼ਮੀਨ ਦੇ
ਮੁੱਲ ਕੱਖਾਂ ਤੋਂ ਹੁੰਦੇ ਹੋਏ, ਲੱਖਾਂ ਤੋਂ ਅੱਗੇ, ਹੁਣ ਕਰੋੜਾਂ’ਚ ਬੋਲ ਰਹੇ ਹਨ। ਉਹਦੇ ਨਿਬੇੜੇ ਦਾ ਵੀ ਇੰਤਜ਼ਾਰ ਹੈ। ਕੱਲ-ਮੁਕੱਲਾ ... ਭਈਆਣੀ ਸਫਾਈਆਂ ... ਭਾਂਡਾ
ਟੀਂਡਾ ਕਰ ਜਾਂਦੀ ਐ ... ਦਾਲ ਸਬਜ਼ੀ, ਰੋਟੀਆਂ ਬਣਾ ਜਾਂਦੀ ਐ ... ਬਾਕੀ ਮੈਂ ਆਪ …। ਬਈ ਗੁਰਦੀਪ ਫਿਰ ਤੂੰ ਵੀ ਤਾਂ ਮੇਰੇ ਵਾਂਗ‘ਕੋਠੀ ਈ ਲੱਗਾ ਹੋਇਐਂ’,
ਮੈਂ
ਵੀ ਏਸੇ ਚੱਕਰ’ਚ ਹਾਂ। ਅਸੀਂ ਹੋਏ‘ਕੋਠੀ ਲੱਗੇ’ਸਾਂਢੂ। ਬਈ ਬੜੀਆਂ ਮੁਸ਼ਕਲਾਂ,ਕਿਰਸਾਂ ਨਾਲ ਇਹ ਆਲ੍ਹਣੇ ਬਣਾਏ ਸੀ। ਸਾਡੇ ਵਰਗਾ ਹੀ ਇੱਕ ਬਾਈ
ਆਉਂਦਿਆਂ ਜਹਾਜ਼ ਵਿੱਚ ਮਿਲਿਆ ਸੀ। ਉਹ ਵੀ ਸਾਡੇ ਵਾਂਗ ਹੀ ਏਸੇ ਭਵਜਲ ਵਿਚ ਡੁਬਕਣੀਆਂ ਖਾਂਦਾ ਪ੍ਰਤੀਤ ਹੋਇਆ।
ਕੋਠੀ ਵਿਚਲੀ ਕੱਲੀ ਕੱਲੀ ਚੀਜ਼ ਦੇ ਬਣਾਉਣ ਪਿੱਛੇ ਇੱਕ ਕਹਾਣੀ ਏਂ। ਸਾਨੂੰ ਭੁੱਲ ਨਹੀਂ ਸਕਦੇ ਉਹ ਕਿੱਸੇ! ਪਲਾਟ ਕਿਵੇਂ ਲਏ? ਬਣਾਉਣ ਵੇਲੇ ਇੱਕੋ ਸਾਧਨ ਤਨਖਾਹ
ਹੀ ਹੁੰਦੀ ਸੀ। ਪ੍ਰਾਵੀਡੈਂਟ ਫੰਡ, ਯਾਰਾਂ ਬੇਲੀਆਂ ਤੋਂ ਫੜ-ਫੁੜ ਕੰਮ ਤੋਰੀ ਗਏ। ਲੈਂਟਰ ਪਿੱਛੋਂ ਅਗਲੇ ਕੰਮਾਂ ਲਈ ਪੈਸਾ ਚਾਹੀਦਾ ਸੀ। ਮੁੰਡਿਆਂ ਨੂੰ ਵੰਗਾਰਿਆ।
‘ਓਏ ਸ਼ੇਰੋ! ... ਜਾਣਦਾ ਆਂ ... ਤੁਸੀਂ ਵੀ ਪਹਿਲੇ ਸਾਲਾਂ ’ਚ ਓਧਰ ... ਕੋਈ ਸੌਖੇ ਨਹੀਂ ... ਪਰ ਏਧਰ ਤੁਹਾਡੇ ਬਾਪੂ ਦਾ ਗੱਡਾ ਫਸ ਗਿਆ ... ਇਹਨੂੰ ਕੱਢੋ ... ਕੰਮ
ਸਿਰੇ ਲੱਗੇ ... ਦੋ ਢਾਈ ਲੱਖ ਦਾ ਜੁਗਾੜ ਛੇਤੀ ਕਰੋ ... । ਇੱਕ ਵੇਲੇ ਵਾਸ਼ਰੂਮ ਦੀਆਂ ਟਾਈਲਾਂ ਖ਼ਰੀਦਣ,ਲਵਾਉਣ ਵਾਸਤੇ 20ਕੁ ਹਜ਼ਾਰ ਦੀ ਲੋੜ ਸੀ। ਨੰਗਲ
ਵਾਲੇ ਇੱਕ ਸਨੇਹੀ ਐਕਸੀਅਨ ਨੂੰ ਵੰਗਾਰਿਆ। ਚੰਡੀਗੜ੍ਹੋਂ ਮੀਟਿੰਗ ਅਟੈਂਡ ਕਰਕੇ, ਸ਼ਾਮੀਂ ਸਿੱਧਾ ਨੰਗਲ ਪਹੁੰਚਿਆ। ਅਗਲੇ ਦਿਨ ਪੈਸੇ ਲੈ ਵਾਪਸੀ’ਤੇ ਟਾਈਲਾਂ
ਵਾਲੇ ਨੂੰ ਅਦਾਇਗੀ ਕੀਤੀ। ਰੁਕਿਆ ਕੰਮ ਚਾਲੂ ਹੋਇਆ। ਕੇਰਾਂ ਰਿਸ਼ਤਦਾਰਾਂ ਨੇ 25ਹਜ਼ਾਰ ਦੇਕੇ ਮੁੰਡਾ ਭੇਜਿਆ। ਉਹਨੂੰ ਅੱਡੇ ਤੋਂ ਲੈਣ ਗਿਆ। ਰਸਤੇ ’ਚ
ਅਗਰਵਾਲ ਟਿੰਬਰ ਵਾਲਿਆਂ ਦਾ ਹੀ ਮਸੀਂ ਸਰਿਆ। ਬਾਕੀ ਕੰਮ ਫਿਰ ਹੌਲੀ ਹੌਲੀ ਹੁੰਦੇ-ਹਵਾਂਦੇ ਰਹੇ। ਰਗੜਾਈ ਚੱਲਦੀ ’ਤੇ ਹੀ ਕਾਲਜ ਕੁਆਟਰਾਂ ’ਚੋਂ ਡੇਰਾ ਡੰਡਾ
ਚੁੱਕ ਅਕਤੂਬਰ 1992’ਚ ਇਸ ਸੁਪਨਈ ਆਲ੍ਹਣੇ’ਚ ਆ ਬੈਠੇ। ਗ੍ਰਹਿ ਪ੍ਰਵੇਸ਼ ਵਾਲਾ ਰਸਮੀ ਕਾਰਜ ਵੀ ਅੱਗੋਂ 1993 ਦੀ ਫਰਵਰੀ-ਮਾਰਚ ’ਚ ਕੀਤਾ।
ਰਹਿੰਦੀ ਸਰਵਿਸ ਏਥੋਂ ਹੀ ਕਾਲਜ ਜਾਂਦਾ ਰਿਹਾ। ਕਈ ਕੰਮ ਵਿੱਚ ਰਹਿੰਦਿਆਂ ਹੀ ਨੇਪਰੇ ਚੜ੍ਹੇ। ਆਪਣੇ ਇਸ ਆਲ੍ਹਣੇ ਨੂੰ ਆਪਣੀ ਦ੍ਰਿਸ਼ਟੀ, ਜੀਵਨ ਸ਼ੈਲੀ
ਦੀਆਂ ਜ਼ਰੂਰਤਾਂ ਅਨੁਸਾਰ ਲੈਸ ਕੀਤਾ। ਕਿਚਨ ਗਾਰਡਨ ਲਈ ਥਾਂ ਰੱਖਿਆ। ਪਿਛਲੇ ਤੇ ਅਗਲੇ ਪਾਸੇ ਦੀ ਖੁੱਲ੍ਹੀ ਵਿਉਂਤਬੰਦੀ ਕੀਤੀ। ਮੋਹਰਲੇ ਲਾਅਨ ’ਚ ਰੀਝ
ਨਾਲ ਪੀ ਏ ਯੂ ’ਚੋਂ ਲਿਆ ਫੁੱਲ ਬੂਟੇ ਲਾਏ। ਚਾਹਤ ਸੀ, ਸੇਵਾ ਮੁਕਤੀ ਪਿੱਛੋਂ ਇਸ ਖੁੱਲ੍ਹੀ,ਪ੍ਰਭੂਸਤਾ ਸੰਪੰਨ ਫਿਜ਼ਾ ਵਿੱਚ ਆਖ਼ਰੀ ਵਕਤ ਲੰਘੇਗਾ ਅਤੇ ਨੌਕਰੀ ਦੇ
ਝਮੇਲਿਆਂ ਤੋਂ ਮੁਕਤ ਇੱਕ ਅਨੰਦ ਵਾਦੀ ਮਾਣਾਂਗੇ। ਕਾਲਜ ਵਾਲੇ ਦੋਗਲੇ, ਟੀਰੇ, ਦੰਭੀ ਵਰਤਾਰੇ ਤੋਂ ਮੁਕਤ। ਪਰ ਪਰਿਵਾਰਕ ਦਬਾ ਤਹਿਤ ਪ੍ਰਵਾਸ ਕਰਨਾ ਪਿਆ।
ਹੁਣ ਬਿੱਜੜੇ ਵਾਂਗ ਆਪਣੇ ਕਰ ਕਮਲਾਂ ਨਾਲ ਬੁਣੇ ਆਲ੍ਹਣੇ ਨੂੰ ਛੱਡਣ ਨੂੰ ਚਿੱਤ ਨਹੀਂ ਕਰਦਾ। ਮੁੰਡਿਆਂ ਨੇ ਤਾਂ ਇਹਨੂੰ ਸੁੱਟ-ਸੁਟਾ ਜਾਣੈ। ਇੱਛਾ ਹੈ,ਇਹਨੂੰ ਆਪਣੇ
ਹੱਥੀਂ ਹੀ ਸਮੇਟ ਜਾਵਾਂ। ਆਪਣੇ ਹੱਥੀਂ ਬਣਾਏ ਰੇਤ ਦੇ ਘਰ ਨੂੰ ਵੀ ਢਾਹੁਣਾ ਔਖੈ। ਗੁਰਦੀਪ! ਵੀ ਏਸੇ ਦੌਰ ਵਿੱਚੋਂ ਲੰਘ ਰਿਹਾ। ਦਿਲਗੀਰੀ ਦੇ ਵਹਿਣਾਂਵਿਚ ਦੋਵੇਂ
ਰੁੜ ਰਹੇ ਹਾਂ। ਨਿਰਾਸ਼ਾ ਭਰੀ ਅਵਸਥਾ! ਬਈਠਾ,ਬਈਠਾ ਇੱਕ ਹੌਕੇ ਭਰੇ ਹੰਭਲੇ ਨਾਲ ਉੱਠਿਆ, ਅਲਮਾਰੀ ਜਾ ਖੋਲ੍ਹੀ। ਚਲੋ ਜੋ ਹੋਊ ਵੇਖੀ ਜਾਊ! ਮਰ ਥੋੜ੍ਹਾ
ਜਾਣੈ! ਦੁੱਖ ਘਟਾਉਣ ਲਈ ਇਹਦਾ ਹੀ ਆਸਰਾ ਲਈਏ! ਖੁਸ਼ੀ ਹੋਵੇ ਜਾਂ ਗਮੀ, ਲੋਕ ਇਸ ਨੌਂ ਰਤਨੀ ਦਾ ਪੱਲਾ ਈ ਫੜਦੇ ਆਏ ਨੇ।
ਇੱਕ ਦਿਨ ਅਸੀਂ ਦੋਵੇਂ ਆਪਣੇ ਕੈਨੇਡੀਅਨ ਮਿੱਤਰ ਡੀ ਐੱਸ ਪੀ ਨੂੰ ਮਿਲਣ ਚਲੇ ਗਏ। ਬਈਠੇ ਦੇਸ਼-ਵਿਦੇਸ਼ ਦੇ ਹਾਣ ਲਾਭ, ਸੁਖ-ਸਹੂਲਤਾਂ ਤੇ ਔਕੜਾਂ ਦਾ ਚੀਨਣ-
ਮੀਨਣ ਕਰਦੇ ਰਹੇ। ਮਹਿਫਲ ਬਰਖਾਸਤੀ ਹੋਈ। ਵਾਪਸ ਆਉਂਦਿਆਂ ਸਾਡੀ ਦੋਹਾਂ ਦੀ ਰਾਏ ਕਹਿ ਰਹੀ ਸੀ,ਇਹ ਵੀ‘ਕੋਠੀ ਲੱਗਾ ਐੱਨ ਆਰ ਆਈ ਈ ਏ ...
ਐਨ ਸਾਡੇ ਵਾਂਗ ... ਤਿਕੋਨਾਂ ਐਨ ਸਮਵਰਤੀ ਨੇ!’ਸੋਚਦੇ ਸੀ,ਜੇ ਇੱਕ ਮੁੰਡਾ ਏਥੇ ਰਹਿੰਦਾ ਹੁੰਦਾ ਤਾਂ ਇਸ ਰਿਹਾਇਸ਼ ਦੀ ਇਹ ਦੁਰਦਸ਼ਾ ਨਾ ਹੁੰਦੀ। ਨਾ ਸਾਡੀ ਇਹ
ਹਾਲਤ! ਆਪਣੇ ਸੰਧੂ ਦੋਸਤ ਦੀ ਗੱਲ ਸੁਣਾਉਣੋ ਰਹਿ ਨਾ ਹੋਇਆ। ਯਾਰਾ ਸੰਧੂ ਸਾਡੇ ਨਾਲੋਂ ਬਾਹਲਾ ਈ ਚੰਗੈ। ਇੱਕ ਬੇਟਾ ਏਥੇ ਰਹਿੰਦਾ। ਦੂਜਾ ਕੈਨੇਡਾ। ਰੀਝਾਂ
ਨਾਲ ਬਣਾਏ ਘਰ ਨੂੰ ਭੋਹ ਦੇ ਭਾੜੇ ਸੁੱਟਣਾ ਨਹੀਂ ਪੈਣਾ, ਉਹਨੂੰ। ਉਹਦਾ ਆਲ੍ਹਣਾ ਲਾਵਾਰਸ ਨਹੀਂ ਹੋਵੇਗਾ। ਇਹ ਘਰ ਉਹਦਾ ਓਦੋਂ ਤੱਕ ਆਪਣਾ ਰਹੇਗਾ, ਜਦੋਂ ਤੱਕ
ਉਹ ਇਸ ਦੁਨੀਆਂ ਤੋਂ ਰੁਖ਼ਸਤ ਨਹੀਂ ਹੁੰਦਾ। ਖੁਸ਼ਕਿਸਮਤ ਏ ਉਹ! ਸਾਡੇ ਤੋਂ ਐਨ ਓਲਟ! ਅਸੀਂ ਜਦੋਂ ਪੰਜ ਛੇ ਮਹੀਨੇ ਰਹਿਕੇ ਜਾਣ ਲੱਗਦੇ ਹਾਂ ਤਾਂ ਇਸ ਘਰ ਦਾ
ਪੂਰਾ ਮਹੌਲ ਹੀ ਉਦਾਸਿਆ,ਉਦਾਸਿਆ ਹੋ ਜਾਂਦੈ। ਭਾਰੇ ਮਨ ਨਾਲ ਘਰ ਦੇ ਸਮਾਨ ਦੀਆਂ ਮੁਸ਼ਕਾਂ ਬੰਨ੍ਹਦੇ ਹਾਂ, ਦਵਾਈਆਂ ਪਾਉਂਦੇ ਹਾਂ। ਕਿਤੇ ਘੱਟੇ-ਮਿੱਟੀ ਤੇ
ਸਿਉਂਕ ਨਾਲ ਖ਼ਰਾਬ ਨਾ ਹੋ ਜਾਣ। ਪਰ ਦੂਜੇ ਪਾਸੇ ਸਿਉਂਕ ਵੀ ਇੰਤਜ਼ਾਰਵਿਚ ਹੁੰਦੀ ਹੈ, ‘ਨਿਕਲੋ ਸਹੀ, ਵੇਖੋ ਫਿਰ ਸਾਡੇ ਹੱਥ, ਦਵਾਈਆਂ ਨੂੰ ਅਸੀਂ ਕੀ ਸਮਝਦੀਆਂ
ਹਾਂ!’ ਰੀਝਾਂ ਅਤੇ ਸ਼ੌਂਕਾਂ ਨਾਲ ਬਣਾਈਆਂ ਚੀਜ਼ਾਂ ਦੀਆਂ ਹਰ ਸਾਲ ਆਪਣੇ ਹੱਥੀਂ ਮੁਸ਼ਕਾਂ ਬੰਨ੍ਹਦੇ ਹਾਂ। ਫਿਰ ਆਪ ਹੀ ਆ ਖੋਲ੍ਹਦੇ ਹਾਂ। ਪਰ ਓਦੋਂ ਤੱਕ ਸਿਉਂਕ ਨੇ
ਵੀ ਕਾਫੀ ਖੇਹ-ਖਰਾਬੀ ਕਰ ਦਿੱਤੀ ਹੁੰਦੀ ਹੈ। ਰੋਣ ਆਉਂਦੈ। ਹੈ ਨਾ ਇੱਕ ਤੜਪਾਵੀਂ ਵਿਡੰਬਨਾ,ਤਰਾਸਦੀ! ਕੋਠੀ ਦੀ ਦੇਖ-ਭਾਲ ਲਈ ਰਹਿੰਦਾ ਸਾਰਾ ਪਰਿਵਾਰ
ਦਿਲਗੀਰ ਹੋ ਜਾਂਦੈ। ਸਭ ਦੀਆਂ ਅੱਖਾਂਵਿਚ ਹੰਝੂ ਛਲਕਣ ਲੱਗ ਪੈਂਦੇ ਹਨ। ਇਸ ਘਰ ਨੂੰ,ਉਨ੍ਹਾਂ ਵਿਚਾਰਿਆਂ ਨੂੰ ਇੱਕ ਨਾ ਇੱਕ ਦਿਨ ਛੱਡਣਾ ਪਏਗਾ। ਇਹ ਹੋਣੀ
ਉਨ੍ਹਾਂ ਦੇ ਮਨਵਿਚ ਆਉਂਦੀ ਹੋਵੇਗੀ। ਸਾਡੇ ਇਸ ਗ੍ਰਹਿ ਨਾਲ ਵਸਲ ਦੇ ਸਮੇਂ ’ਤੇ ਘਟਦੀ ਦਾ ਪਹਿਰਾ! ਲੋੜਵੰਦ ਪਰਿਵਾਰ ਆਪਣੇ ਅਨਿਸ਼ਚਤ ਭਵਿੱਖ ਤੋਂ ਜ਼ਰੂਰ
ਭੈਅ ਖਾਂਦਾ ਹੋਵੇਗਾ ... ਪਤਾ ਨਹੀਂ ਪਿੱਛੋਂ ਕਿੱਦਾਂ ਦਾ ਆਸਰਾ ਮਿਲੇ!
ਸਬੱਬੀਂ ਮੇਰਾ ਇੱਕ ਹੋਰ ਵਿਦਿਆਰਥੀ ਉਸੇ ਏਰੀਏ ਦੇ ਪਾਰਕ ਵਿਚ ਸੈਰ ਕਰਦੇ ਨੂੰ ਮਿਲ ਪਿਆ। ਉਹ ਮੇਰਾ 1978-79 ਸੈਸ਼ਨ ਦਾ ਵਿਦਿਆਰਥੀ ਸੀ,ਬਲਬੀਰ
ਸਿੰਘ ਚੌਕੀਮਾਨ। ਸਤਿਕਾਰ ਨਾਲ ਮਿਲਿਆ। ਕੁਝ ਕਾਹਲੀਵਿਚ ਸੀ। ਕਿਸੇ ਪ੍ਰੀਖਿਆ ਸੈਂਟਰ ਵਿਚ ਸੁਪਰਡੈਂਟੀ ਕਰਨ ਜਾ ਰਿਹਾ ਸੀ। ਪਰ ਕਾਹਲੀ ਵਿਚ ਹੀ
ਆਪਣੀ ਦੁਬਿਧਾ ਭਰੀ ਕਹਾਣੀ ਦੱਸ ਗਿਆ। ਉਹਦੀ ਸਾਥਣ ਵੀ ਲੈਕਚਰਾਰ ਲੱਗੀ ਹੋਈ ਹੈ। ਬੱਚੇ ਦੋਵੇਂ ਵਿਆਹੇ ਹੋਏ ਨੇ। ਛੋਟਾ ਜਿਹਾ ਪਰਿਵਾਰ, ਚੰਗਾ ਸੈੱਟ।
ਲੜਕੀ ਅਮਰੀਕਾ ਚਲੀ ਗਈ ਹੈ। ਪਿੰਡ ਉਹਦੀ 12 ਕਿੱਲੇ ਜ਼ਮੀਨ ਵੀ ਹੈ। ਠੇਕਾ ਅਗਲੇ ਘਰ ਆ ਕੇ ਦੇ ਜਾਂਦੇ ਹਨ। ਦੋ ਕਾਰਾਂ ਹਨ ਤੇ ਕੋਠੀ ਵਧੀਆ ਬਣੀ ਹੋਈ
ਹੈ। ਮੁੰਡੇ ਨੇ ਐੱਮ.ਟੈੱਕ. ਤੇ ਐੱਮ.ਬੀ.ਏ. ਕੀਤੀ ਹੋਈ ਐ। ਨੂੰਹ ਵੀ ਚੰਗੀ ਪੜ੍ਹੀ-ਲਿਖੀ ਏ। ਦੋਵੇਂ ਲੁਧਿਆਣੇ ਵਿਚ ਹੀ ਚੰਗੇ ਰੁਜ਼ਗਾਰਾਂ’ਤੇ ਲੱਗੇ ਹੋਏ ਹਨ। ਮੁੰਡਾ
ਪਹਿਲਾਂ ਹੀ ਪੜ੍ਹਾਈ ਅਧਾਰ’ਤੇ ਕੈਨੇਡੀਅਨ ਪੀ ਆਰ ਕਾਰਡ ਹੋਲਡਰ ਹੈ। ਹੁਣ ਉਹ ਨੌਜਵਾਨ ਜੋੜੀ ਦੁਚਿੱਤੀ ਵਿਚ ਹੈ। ਏਥੇ ਸੈੱਟ ਹੋਇਆ ਜਾਏ ਪੱਕੇ ਤੌਰ ’ਤੇ ਜਾਂ
ਕੈਨੇਡਾ। ਕੀ ਉਨ੍ਹਾਂ ਨੂੰ ਬਾਹਰ ਜਾਣਾ ਚਾਹੀਦੈ ਜਾਂ ਏਥੇ ਹੀ ਪੱਕੇ ਤੌਰ ਤੇ ਸਥਾਪਤ ਹੋਣ?ਉਨ੍ਹਾਂ ਦੋਹਾਂ ਜੀਆਂ ਦੀ ਸਰਵਿਸ ਹਾਲੀ ਪੰਜ ਛੇ ਸਾਲ ਰਹਿੰਦੀ ਹੈ। ਇੱਕ
ਦੇਰ ਸ਼ਾਮ ਉਹਦਾ ਪੁੱਤ-ਨੂੰਹ ਮੈਨੂੰ ਘਰੇ ਹੀ ਆ ਮਿਲੇ। ਪਤਾ ਲੱਗਾ ਕਿ ਉਹ ਬਾਹਰ ਹੀ ਸੈਟਲ ਹੋਣਾ ਚਾਹੁੰਦੇ ਹਨ। ਕੁਝ ਦਿਨ ਬਾਅਦ ਬਲਬੀਰ ਫਿਰ ਮੈਨੂੰ ਉੱਥੇ ਹੀ
ਸੈਰ ਕਰਦੇ ਨੂੰ ਆ ਮਿਲਿਆ। ਪਹਿਲਾਂ ਵਾਂਗ ਹੀ ਕਾਹਲੀ ਵਿਚ ਸੀ। ਸ਼ਾਮ ਨੂੰ ਦੇਰੀ ਨਾਲ ਘਰ ਆਉਂਦੈ। ਪੁੱਛਿਆ ਕੀ ਸਲਾਹ ਦੇਂਦੇ ਹੋ।‘ਉਹ ਭਾਈ ਦੋਵੇਂ ਮੈਨੂੰ
ਘਰੇ ਮਿਲਣ ਆ ਗਏ ਸੀ। ਚਾਹ ਪੀਂਦਿਆਂ ਵਾਹਵਾ ਦੇਰ ਗੱਲਾਂ ਕਰਦੇ ਰਹੇ। ਤੇਰੇ ਬੱਚੇ ਬੜੇ ਸੋਹਣੇ ਸੁਨੱਖੇ,ਸੁਲੱਘ ਤੇ ਸਮਝਦਾਰ ਨੇ। ਉਨ੍ਹਾਂ ਨੂੰ ਆਪ ਹੀ ਫੈਸਲਾ
ਲੈਣ ਦੇ। ਚੰਗੇ ਪੜ੍ਹੇ ਲਿਖੇ ਨੇ। ’
‘ਠੀਕ ... ।’ ਕਹਿ ਉਹ ਫਿਰ ਛੋਹਲੇ ਪੈਰੀਂ ਭੱਜ ਗਿਆ। ਸੈਰ ਮੁਕਾ ਘਰ ਆਉਂਦਿਆਂ ਮੇਰੇ ਚਿੱਤ ਵਿੱਚ ਉਸ ਪਰਿਵਾਰ ਦੀ ਵਰਤਮਾਨ ਸਥਿਤੀ ਜ਼ਿਹਨਵਿਚ ਗੇੜੇ ਦੇ
ਰਹੀ ਸੀ। ਸਾਫ ਦਿਸ ਰਿਹਾ ਸੀ ਕਿ ਇਹ ਮੇਰਾ ਅਜ਼ੀਜ਼ ਵੀ ਸਾਡੇ ਵਾਲੀ ਦਿਸ਼ਾ ਵੱਲ ਵਧ ਰਿਹੈ ਜਿਸ ’ਚੋਂ ਅੱਜ ਅਸੀਂ ਲੰਘ ਰਹੇ ਆਂ। ਦੋ ਬੇੜੀਆਂ ’ਚ ਪੈਰ ਰੱਖੇ ਨਹੀਂ
ਜਾ ਸਕਦੇ। ਜੇ ਅਗਾਂਹ ਨੂੰ ਪੈਰ ਪੁੱਟਣੈ ਤਾਂ ਪਿਛਲਾ ਪੈਰ ਧਰਤੀ ਤੋਂ ਚੁੱਕਣਾ ਹੀ ਪੈਣਾ।
ਦਿੱਲੀ ਤੋਂ ਆਈ ਲਫ਼ਥਾਂਸਾ ਫਲਾਈਟ ਫਰੈਂਕਫਰਟ ਏਅਰਪੋਰਟ ’ਤੇ ਮੁੱਖ ਤੌਰ ਤੇ ਤਿੰਨ ਟਿਕਾਣਿਆਂ ਵੱਲ ਜਾਣ ਵਾਲੇ ਹੁੰਦੇ ਹਨ। ਟੋਰਾਂਟੋ, ਵੈਨਕੂਵਰ ਅਤੇ
ਕੈਲੇਫੋਰਨੀਆ,ਆਦਿ। ਇਨ੍ਹਾਂ ਤਿੰਨਾਂ ਮੰਜ਼ਲਾਂ ਵਾਲੀਆਂ ਪੰਜਾਬੀ ਸਵਾਰੀਆਂ ਵਿੱਚ ਬਹੁਤੇ ਮੇਰੇ ਹਮਉਮਰੇ ਬਜ਼ੁਰਗ ਹੀ ਸਨ। ਮਾਰਚ/ਅਪਰੈਲ ਮਹੀਨੇ ਵਾਪਸੀ
ਵਾਲਿਆਂ ਦੇ ਹੁੰਦੇ ਹਨ। ਸਹਿਜ ਮਤੇ ਗੱਲਾਂ ਚੱਲ ਰਹੀਆਂ ਸਨ। ਬਹੁਤਿਆਂ ਦੀਆਂ ਸਮੱਸਿਆਵਾਂ ਸਮਾਨਾਂਤਰ ਸਨ। ਰਤਾ ਹਟਵਾਂ ਬਈਠੇ ਇੱਕ ਬਾਈ ਨੇ ਕੱਛ ’ਚੋਂ
ਮੁੰਗਲੀ ਕੱਢ ਮਾਰੀ, ਜੋ ਇੱਕ ਹੂਕ ਭਰੇ ਹਨੋਰੇ ਵਾਲਾ ਤੁਕਾਂਤ ਸੀ:
ਸੌਖਾ ਕਦੇ ਨਹੀਂ ਬਣਦਾ ਘਰ ਜਾਂ ਆਲ੍ਹਣਾ,
ਤੀਲਾ ਤੀਲਾ ਜੋੜਕੇ ਬਣਾਉਣਾ ਪੈਂਦਾ ਹੈ।
ਉੱਠਕੇ ਨੇੜੇ ਆ ਗਿਆ। ਵੀਰਨੋ! ਤੁਹਾਡੀਆਂ ਗੱਲਾਂ ਸੁਣ ਰਿਹਾ ਸੀ। ਮਹਿਸੂਸ ਹੁੰਦੈ, ਦੁੱਖ ਸੁੱਖ ਸਾਂਝੇ ਕਰਦਿਆਂ,ਪਿੱਛੇ ਦਾ ਮਿੱਟੀ ਮੋਹ,ਹੱਥੀਂ ਬਣਾਏ ਆਲ੍ਹਣੇ,
ਪਿੰਡਿਆਂ’ਤੇ ਹੰਢਾਏ ਵੇਲੇ ਯਾਦ ਕਰਦਿਆਂ, ਮਨ ਹੌਲੇ ਹੋ ਜਾਂਦੇ ਹਨ। ਸਾਡੇ ਵਿਦੇਸ਼ੀ ਬੱਚਿਆਂ ਦੀਆਂ ਅੱਲੋਕਾਰੀਆਂ ਕਈ ਨੇ। ਇੱਕ ਸੁਣੋ। ਕੇਰਾਂ ਮੇਰੇ ਪੋਤੇ ਨੂੰ ਕਿਸੇ
ਵਿਚਾਰ ਵਟਾਂਦਰਾ, ਸੂਚਨਾਵਾਂ,
ਫੁਟਕਲ
* * *
* * *
* * *
* * *
* * *